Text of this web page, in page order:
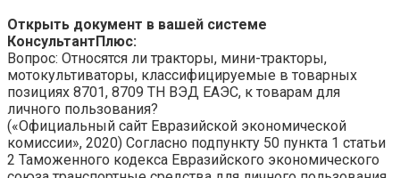
Открыть документ в вашей системе
КонсультантПлюс:
Вопрос: Относятся ли тракторы, мини-тракторы,
мотокультиваторы, классифицируемые в товарных
позициях 8701, 8709 ТН ВЭД ЕАЭС, к товарам для
личного пользования?
(«Официальный сайт Евразийской экономической
комиссии», 2020) Согласно подпункту 50 пункта 1 статьи
2 Таможенного кодекса Евразийского экономического